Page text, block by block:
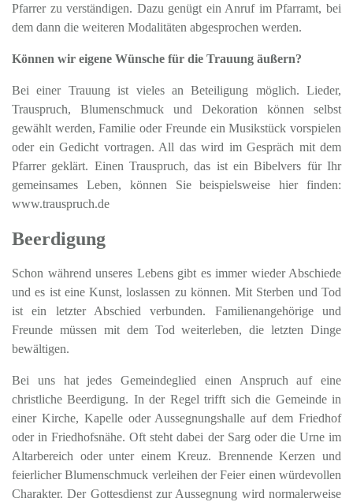
Pfarrer zu verständigen. Dazu genügt ein Anruf im Pfarramt, bei
dem dann die weiteren Modalitäten abgesprochen werden.
Können wir eigene Wünsche für die Trauung äußern?
Bei einer Trauung ist vieles an Beteiligung möglich. Lieder,
Trauspruch, Blumenschmuck und Dekoration können selbst
gewählt werden, Familie oder Freunde ein Musikstück vorspielen
oder ein Gedicht vortragen. All das wird im Gespräch mit dem
Pfarrer geklärt. Einen Trauspruch, das ist ein Bibelvers für Ihr
gemeinsames Leben, können Sie beispielsweise hier finden:
www.trauspruch.de
Beerdigung
Schon während unseres Lebens gibt es immer wieder Abschiede
und es ist eine Kunst, loslassen zu können. Mit Sterben und Tod
ist ein letzter Abschied verbunden. Familienangehörige und
Freunde müssen mit dem Tod weiterleben, die letzten Dinge
bewältigen.
Bei uns hat jedes Gemeindeglied einen Anspruch auf eine
christliche Beerdigung. In der Regel trifft sich die Gemeinde in
einer Kirche, Kapelle oder Aussegnungshalle auf dem Friedhof
oder in Friedhofsnähe. Oft steht dabei der Sarg oder die Urne im
Altarbereich oder unter einem Kreuz. Brennende Kerzen und
feierlicher Blumenschmuck verleihen der Feier einen würdevollen
Charakter. Der Gottesdienst zur Aussegnung wird normalerweise